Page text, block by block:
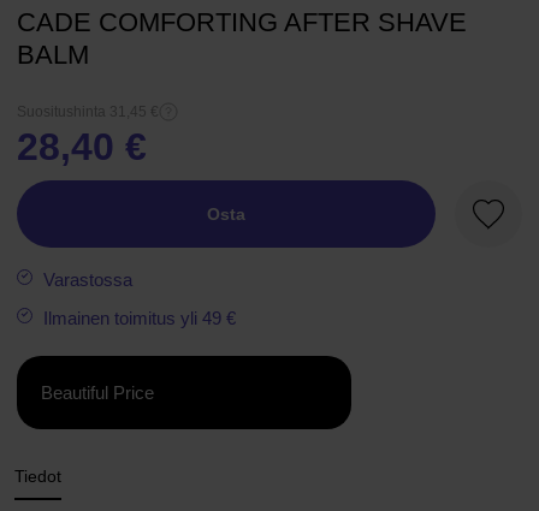
CADE COMFORTING AFTER SHAVE
BALM
Suositushinta 31,45 €
28,40 €
Osta
Varastossa
Ilmainen toimitus yli 49 €
Beautiful Price
Tiedot